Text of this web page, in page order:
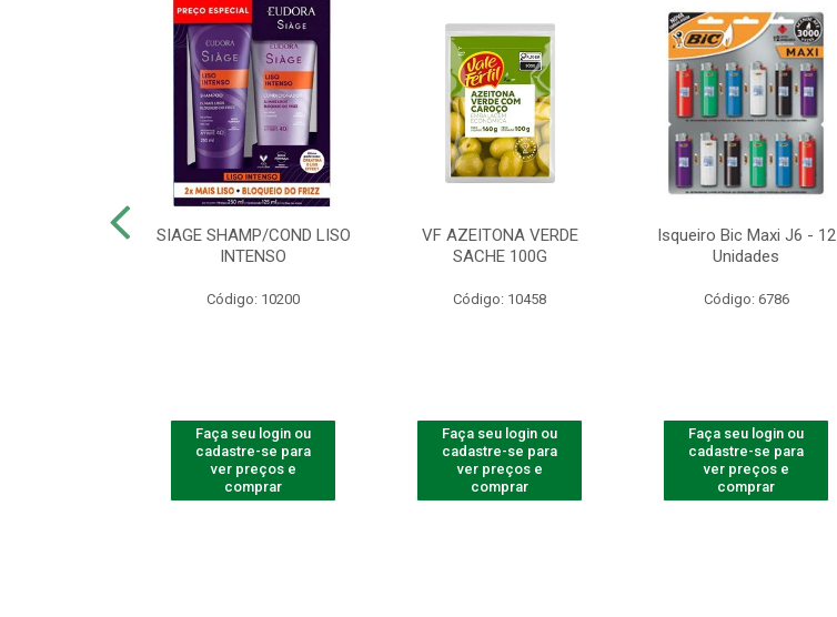
SIAGE SHAMP/COND LISO
INTENSO
Código: 10200
Faça seu login ou
cadastre-se para
ver preços e
comprar
VF AZEITONA VERDE
SACHE 100G
Código: 10458
Faça seu login ou
cadastre-se para
ver preços e
comprar
Isqueiro Bic Maxi J6 - 12
Unidades
Código: 6786
Faça seu login ou
cadastre-se para
ver preços e
comprar